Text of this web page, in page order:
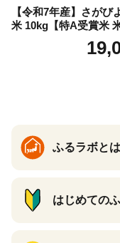
【令和7年産】さがび
米 10kg【特A受賞米
2袋 お米 コメ こめ 国
しい ブランド米 人気
ふるラボとは
はじめての